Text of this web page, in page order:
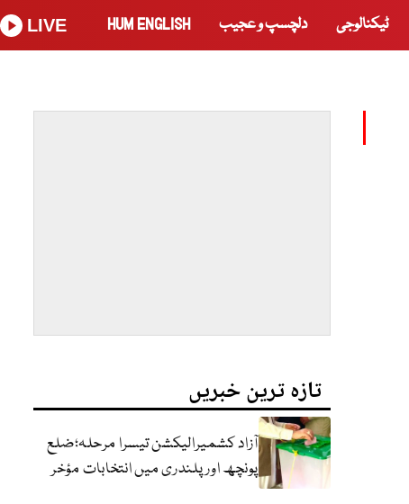
ٹیکنالوجی دلچسپ و عجیب HUM ENGLISH
LIVE
تازہ ترین خبریں
آزاد کشمیرالیکشن تیسرا مرحلہ؛ضلع
پونچھ اور پلندری میں انتخابات مؤخر